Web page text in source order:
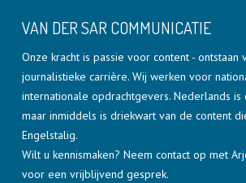
VAN DER SAR COMMUNICATIE
Onze kracht is passie voor content - ontstaan
journalistieke carrière. Wij werken voor
internationale opdrachtgevers. Nederlands is
maar inmiddels is driekwart van de content
Engelstalig.
Wilt u kennismaken? Neem contact op met
voor een vrijblijvend gesprek.